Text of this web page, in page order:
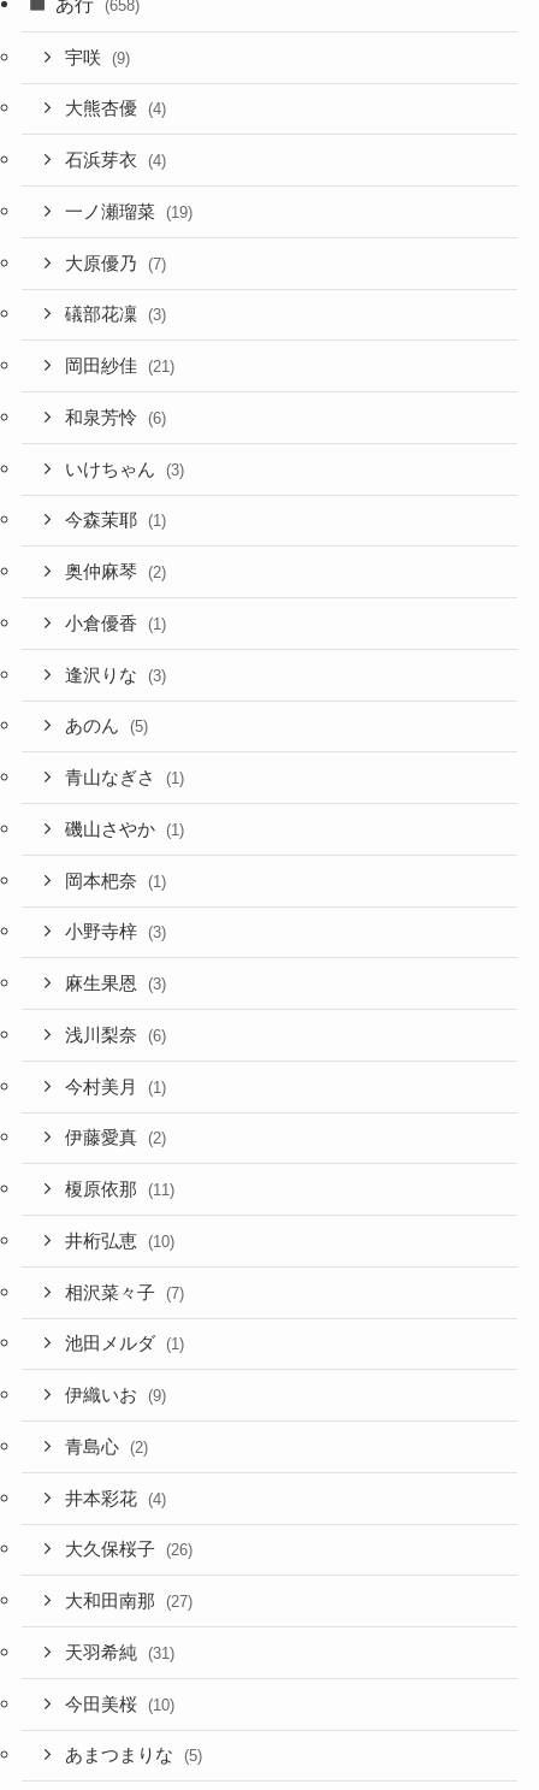
(658)
宇咲 (9)
大熊杏優 (4)
石浜芽衣 (4)
一ノ瀬瑠菜 (19)
大原優乃 (7)
礒部花凜 (3)
岡田紗佳 (21)
和泉芳怜 (6)
いけちゃん (3)
今森茉耶 (1)
奥仲麻琴 (2)
小倉優香 (1)
逢沢りな (3)
あのん (5)
青山なぎさ (1)
磯山さやか (1)
岡本杷奈 (1)
小野寺梓 (3)
麻生果恩 (3)
浅川梨奈 (6)
今村美月 (1)
伊藤愛真 (2)
榎原依那 (11)
井桁弘恵 (10)
相沢菜々子 (7)
池田メルダ (1)
伊織いお (9)
青島心 (2)
井本彩花 (4)
大久保桜子 (26)
大和田南那 (27)
天羽希純 (31)
今田美桜 (10)
あまつまりな (5)